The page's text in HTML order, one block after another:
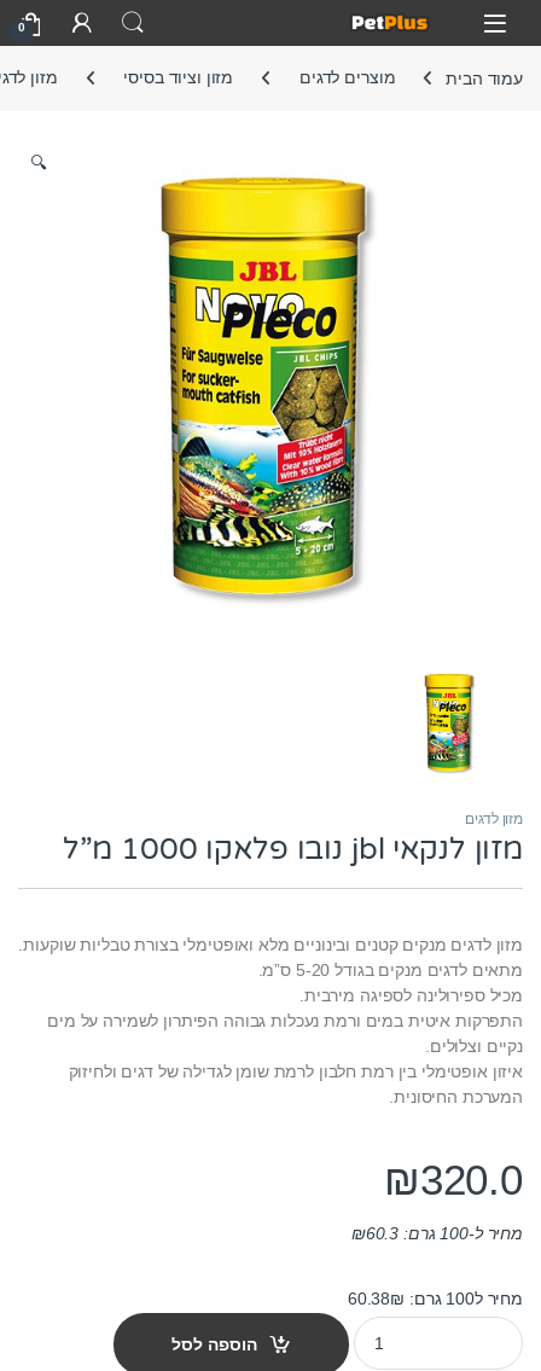
Skip to navigation
Skip to content
Open
0
עמוד הבית מוצרים לדגים מזון וציוד בסיסי מזון
🔍
מזון לדגים
מזון לנקאי jbl נובו פלאקו 1000 מ”ל
מזון לדגים מנקים קטנים ובינוניים מלא ואופטימלי בצורת טבליות שוקעות.
מתאים לדגים מנקים בגודל 5-20 ס”מ.
מכיל ספירולינה לספיגה מירבית.
התפרקות איטית במים ורמת נעכלות גבוהה הפיתרון לשמירה על מים
נקיים וצלולים.
איזון אופטימלי בין רמת חלבון לרמת שומן לגדילה של דגים ולחיזוק
המערכת החיסונית.
₪320.0
מחיר ל-100 גרם: ₪60.3
מחיר ל100 גרם: 60.38₪
מזון לנקאי jbl נובו פלאקו 1000 מ"ל quantity
הוספה לסל